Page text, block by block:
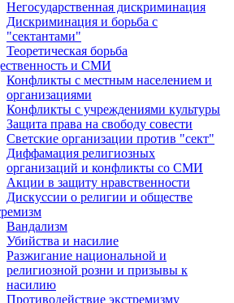
Негосударственная дискриминация
Дискриминация и борьба с
"сектантами"
Теоретическая борьба
и СМИ
Конфликты с местным населением и
организациями
Конфликты с учреждениями культуры
Защита права на свободу совести
Светские организации против "сект"
Диффамация религиозных
организаций и конфликты со СМИ
Акции в защиту нравственности
Дискуссии о религии и обществе
Вандализм
Убийства и насилие
Разжигание национальной и
религиозной розни и призывы к
насилию
Противодействие экстремизму